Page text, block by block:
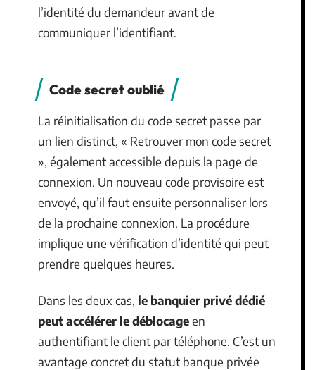
l’identité du demandeur avant de
communiquer l’identifiant.
Code secret oublié
La réinitialisation du code secret passe par
un lien distinct, « Retrouver mon code secret
», également accessible depuis la page de
connexion. Un nouveau code provisoire est
envoyé, qu’il faut ensuite personnaliser lors
de la prochaine connexion. La procédure
implique une vérification d’identité qui peut
prendre quelques heures.
Dans les deux cas, le banquier privé dédié
peut accélérer le déblocageen
authentifiant le client par téléphone. C’est un
avantage concret du statut banque privée